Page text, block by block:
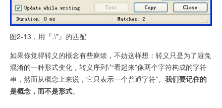
图2-13，用『.\*』的匹配
如果你觉得转义的概念有些麻烦，不妨这样想：转义只是为了避免
混淆的一种形式变化，转义序列\*“看起来”像两个字符构成的字符
串，然而从概念上来说，它只表示一个普通字符*。 我们要记住的
是概念，而不是形式。